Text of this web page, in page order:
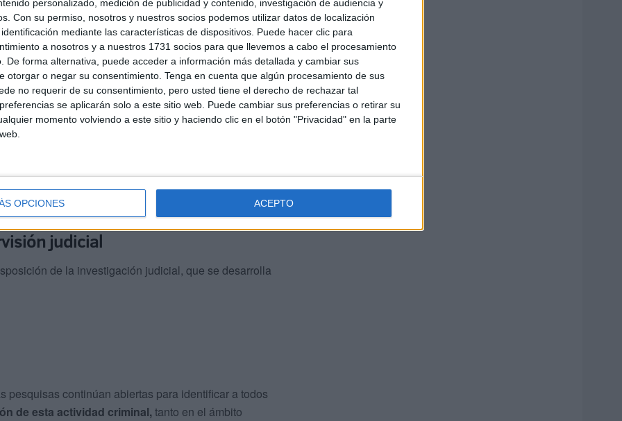
personalizado, medición de publicidad y contenido, investigación de audiencia y
Con su permiso, nosotros y nuestros socios podemos utilizar datos de localización
mediante las características de dispositivos. Puede hacer clic para
a nosotros y a nuestros 1731 socios para que llevemos a cabo el procesamiento
De forma alternativa, puede acceder a información más detallada y cambiar sus
otorgar o negar su consentimiento. Tenga en cuenta que algún procesamiento de sus
no requerir de su consentimiento, pero usted tiene el derecho de rechazar tal
se aplicarán solo a este sitio web. Puede cambiar sus preferencias o retirar su
momento volviendo a este sitio y haciendo clic en el botón "Privacidad" en la parte
OPCIONES ACEPTO
una orden emitida por la policía judicial por su
con una agresión sexual cometida con violencia.
que ahora trata de esclarecer tanto los
como su relación con el otro caso judicial
judicial
de la investigación judicial, que se desarrolla
pesquisas continúan abiertas para identificar a todos
de esta actividad criminal, tanto en el ámbito